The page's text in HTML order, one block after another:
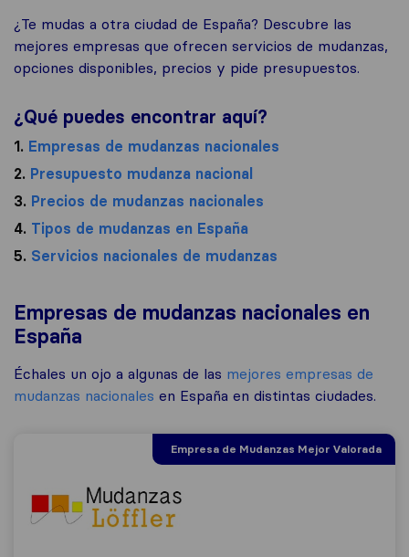
¿Te mudas a otra ciudad de España? Descubre las
mejores empresas que ofrecen servicios de mudanzas,
opciones disponibles, precios y pide presupuestos.
¿Qué puedes encontrar aquí?
1. Empresas de mudanzas nacionales
2. Presupuesto mudanza nacional
3. Precios de mudanzas nacionales
4. Tipos de mudanzas en España
5. Servicios nacionales de mudanzas
Empresas de mudanzas nacionales en
España
Échales un ojo a algunas de las mejores empresas de
mudanzas nacionales en España en distintas ciudades.
Empresa de Mudanzas Mejor Valorada